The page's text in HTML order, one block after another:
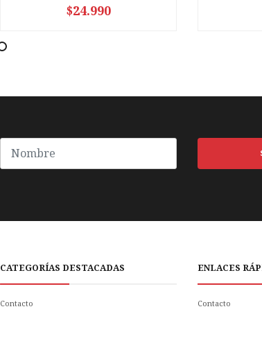
VER OPCIONES
$24.990
CATEGORÍAS DESTACADAS
Contacto
ENLACES
Contacto